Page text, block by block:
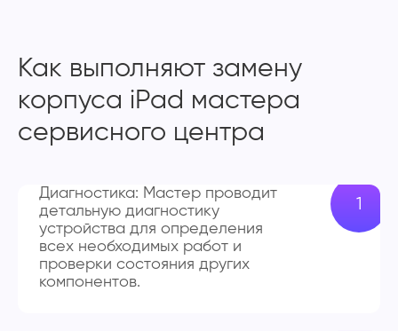
Как выполняют замену
корпуса iPad мастера
сервисного центра
Диагностика: Мастер проводит
детальную диагностику
устройства для определения
всех необходимых работ и
проверки состояния других
компонентов.